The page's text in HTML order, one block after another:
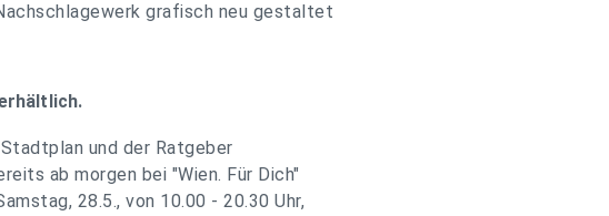
grafisch neu gestaltet
und der Ratgeber
ab morgen bei "Wien. Für Dich"
28.5., von 10.00 - 20.30 Uhr,